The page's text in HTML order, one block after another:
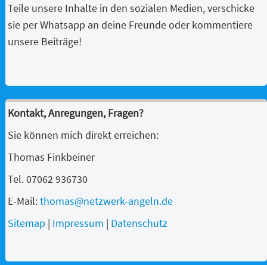
Teile unsere Inhalte in den sozialen Medien, verschicke
sie per Whatsapp an deine Freunde oder kommentiere
unsere Beiträge!
Kontakt, Anregungen, Fragen?
Sie können mich direkt erreichen:
Thomas Finkbeiner
Tel. 07062 936730
E-Mail:thomas@netzwerk-angeln.de
Sitemap | Impressum | Datenschutz